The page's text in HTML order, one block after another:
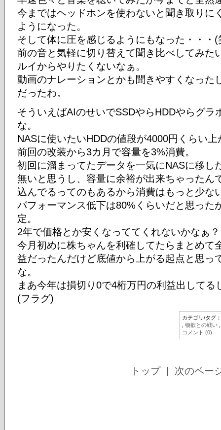
今まではヘッドホンを使わないと聞き取りに
ようになった。
そして体に圧を感じるようにもなった・・・(
前の音と気軽に切り替えて聞き比べしてみた
ルイからやりたくないなぁ。
動画のナレーションとかも聞きやすくなった
だったわ。
そういえばAIのせいでSSDやらHDDやらグラ
な。
NASに使いたいHDDの値段が4000円くらい上
前回の改装から3カ月で容量を3%消費。
初回に溜まってたデータを一気にNASに移し
無いと思うし、容量に余裕が出来ちゃったん
込んでるってのもあるから消費はもっと少な
パフォーマンス低下は80%くらいだと思った
定。
2年で価格とか安くなっててくれないかなぁ？
今月初めに株ちゃんを利確してたらまとめて
益だったんだけど底値から上がる起点と思っ
な。
まあ今年は損切り0で4桁万円の利益出して
(フラグ)
カテゴリ/タグ：
物欲との戦い
コメント (0)
トップ | 次のペー